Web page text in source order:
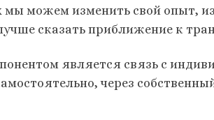
можем изменить свой опыт,
сказать приближение к
является связь с
через